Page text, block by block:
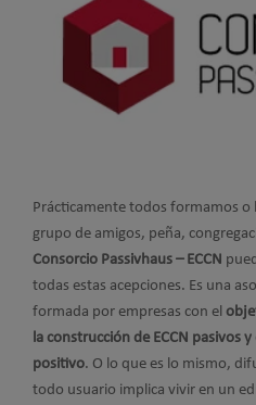
Prácticamente todos formamos
grupo de amigos, peña,
Consorcio Passivhaus – ECCN
todas estas acepciones. Es una
formada por empresas con el
la construcción de ECCN pasivos
positivo. O lo que es lo mismo,
todo usuario implica vivir en un